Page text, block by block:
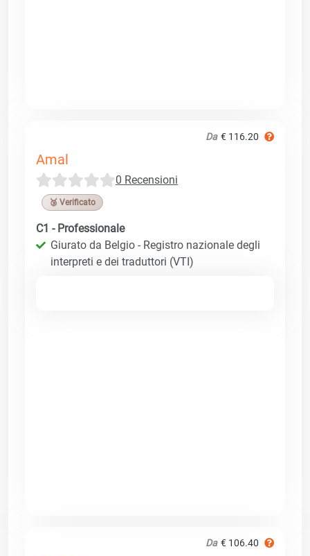
Da € 116.20
Amal
0 Recensioni
🥉 Verificato
C1 - Professionale
Giurato da Belgio - Registro nazionale degli
interpreti e dei traduttori (VTI)
Da € 106.40